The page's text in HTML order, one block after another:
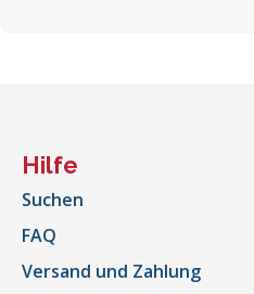
Hilfe
Suchen
FAQ
Versand und Zahlung